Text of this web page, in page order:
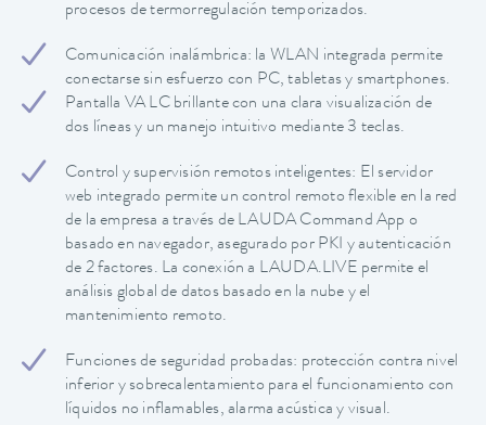
procesos de termorregulación temporizados.
Comunicación inalámbrica: la WLAN integrada permite
conectarse sin esfuerzo con PC, tabletas y smartphones.
Pantalla VA LC brillante con una clara visualización de
dos líneas y un manejo intuitivo mediante 3 teclas.
Control y supervisión remotos inteligentes: El servidor
web integrado permite un control remoto flexible en la red
de la empresa a través de LAUDA Command App o
basado en navegador, asegurado por PKI y autenticación
de 2 factores. La conexión a LAUDA.LIVE permite el
análisis global de datos basado en la nube y el
mantenimiento remoto.
Funciones de seguridad probadas: protección contra nivel
inferior y sobrecalentamiento para el funcionamiento con
líquidos no inflamables, alarma acústica y visual.